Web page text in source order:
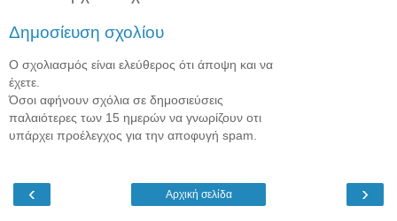
Δημοσίευση σχολίου
Ο σχολιασμός είναι ελεύθερος ότι άποψη και να
έχετε.
Όσοι αφήνουν σχόλια σε δημοσιεύσεις
παλαιότερες των 15 ημερών να γνωρίζουν οτι
υπάρχει προέλεγχος για την αποφυγή spam.
‹ ›
Αρχική σελίδα